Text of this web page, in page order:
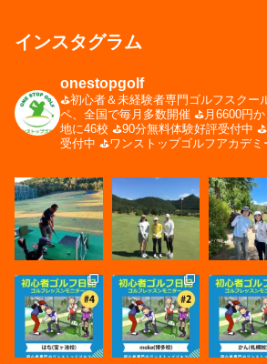
インスタグラム
onestopgolf
⛳️初心者＆未経験者専門ゴルフスクー
ペ、全国で毎月多数開催 ⛳️月6600円
地に46校 ⛳️90分無料体験好評受付中
受付中 ⛳️ワンストップゴルフアカデミ